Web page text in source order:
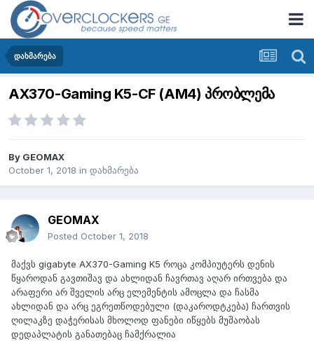
დახმარება
AX370-Gaming K5-CF (AM4) პრობლემა
By GEOMAX
October 1, 2018 in დახმარება
GEOMAX
Posted October 1, 2018
მაქვს gigabyte AX370-Gaming K5 როცა კომპიუტერს დენის
წყაროდან გავთიშავ და ახლიდან ჩავრთავ აღარ ირთვება და
არაფერი არ შველის არც ელემენტის ამოცლა და ჩასმა
ახლიდან და არც ეგრეთწოდებული (დაკაროდტკება) ჩართვის
ღილაკზე დაჭერისას მხოლოდ ფანები იწყებს მუშაობას
დედაპლატის განათებაც ჩამქრალია